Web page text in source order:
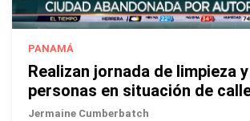
PANAMÁ
Realizan jornada de limpieza
personas en situación de
Jermaine Cumberbatch